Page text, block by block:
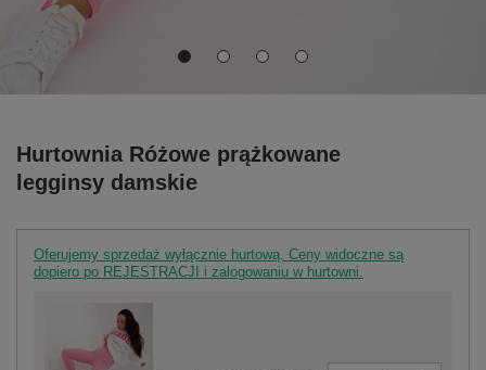
Hurtownia Różowe prążkowane
legginsy damskie
Oferujemy sprzedaż wyłącznie hurtową. Ceny widoczne są
dopiero po REJESTRACJI i zalogowaniu w hurtowni.